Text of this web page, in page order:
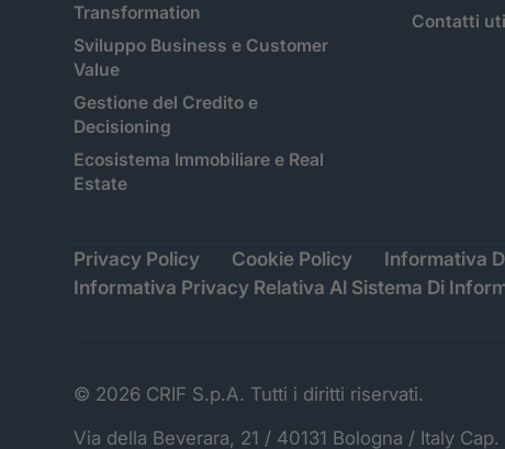
Transformation
Sviluppo Business e Customer
Value
Gestione del Credito e
Decisioning
Ecosistema Immobiliare e Real
Estate
Contatti
Privacy Policy Cookie Policy Informativa
Informativa Privacy Relativa Al Sistema Di
© 2026 CRIF S.p.A. Tutti i diritti riservati.
Via della Beverara, 21 / 40131 Bologna / Italy